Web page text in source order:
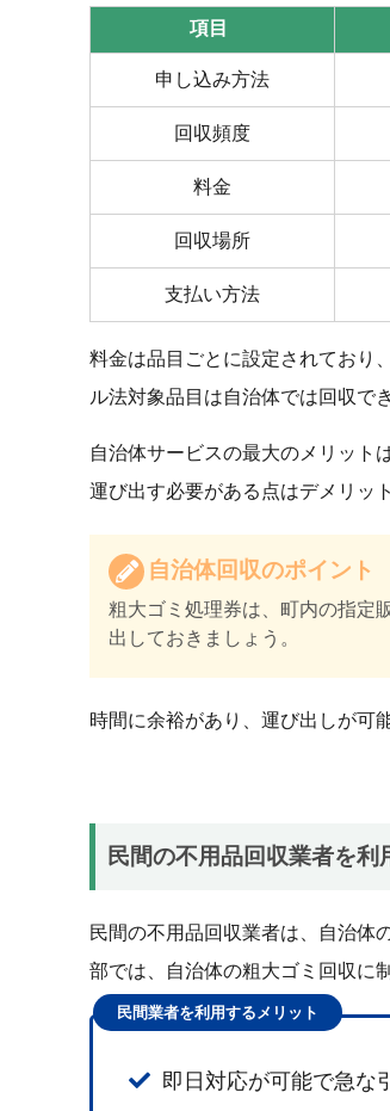
項目
申し込み方法
回収頻度
料金
回収場所
支払い方法
料金は品目ごとに設定されており
ル法対象品目は自治体では回収で
自治体サービスの最大のメリット
運び出す必要がある点はデメリッ
自治体回収のポイント
粗大ゴミ処理券は、町内の指定
出しておきましょう。
時間に余裕があり、運び出しが可
民間の不用品回収業者を利
民間の不用品回収業者は、自治体
部では、自治体の粗大ゴミ回収に
民間業者を利用するメリット
即日対応が可能で急な